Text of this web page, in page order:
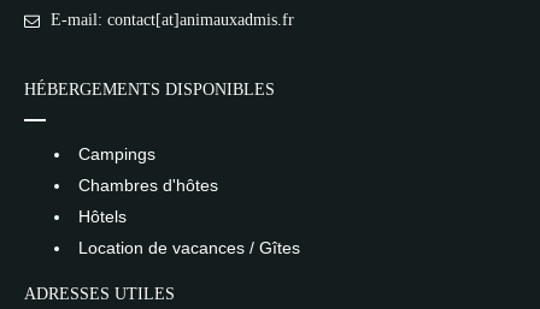
E-mail: contact[at]animauxadmis.fr
HÉBERGEMENTS DISPONIBLES
Campings
Chambres d'hôtes
Hôtels
Location de vacances / Gîtes
ADRESSES UTILES